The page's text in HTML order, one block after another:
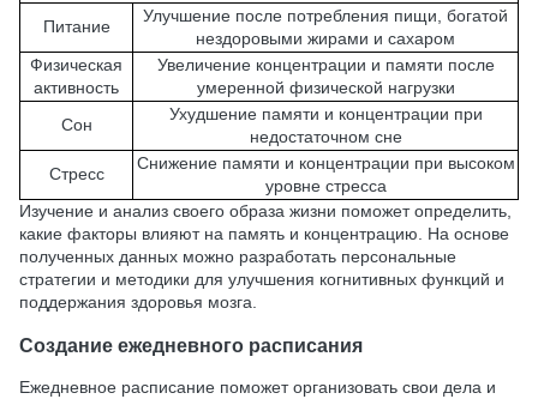
Питание
Улучшение после потребления пищи, богатой
нездоровыми жирами и сахаром
Физическая
активность
Увеличение концентрации и памяти после
умеренной физической нагрузки
Сон
Ухудшение памяти и концентрации при
недостаточном сне
Стресс
Снижение памяти и концентрации при высоком
уровне стресса
Изучение и анализ своего образа жизни поможет определить,
какие факторы влияют на память и концентрацию. На основе
полученных данных можно разработать персональные
стратегии и методики для улучшения когнитивных функций и
поддержания здоровья мозга.
Создание ежедневного расписания
Ежедневное расписание поможет организовать свои дела и